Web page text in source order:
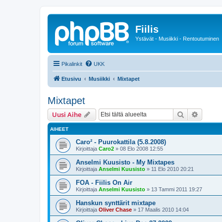
Fiilis
Ystävät - Musiikki - Rentoutuminen
Pikalinkit UKK
Etusivu Musiikki Mixtapet
Mixtapet
Uusi Aihe Etsi
AIHEET
Caro² - Puurokattila (5.8.2008)
Kirjoittaja Caro2 » 08 Elo 2008 12:55
Anselmi Kuusisto - My Mixtapes
Kirjoittaja Anselmi Kuusisto » 11 Elo 2010 20:21
FOA - Fiilis On Air
Kirjoittaja Anselmi Kuusisto » 13 Tammi 2011 19:27
Hanskun synttärit mixtape
Kirjoittaja Oliver Chase » 17 Maalis 2010 14:04